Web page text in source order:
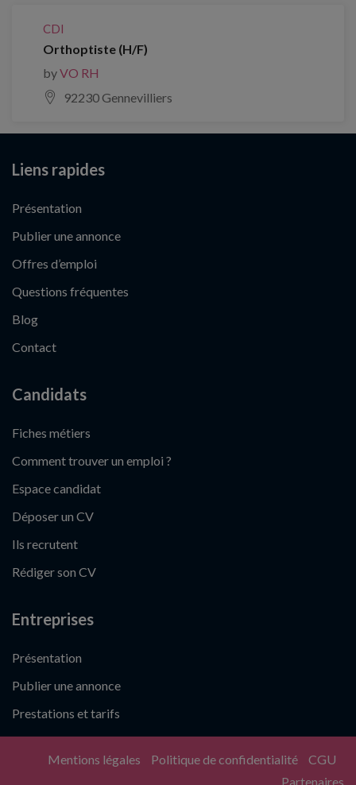
CDI
Orthoptiste (H/F)
byVO RH
92230 Gennevilliers
Liens rapides
Présentation
Publier une annonce
Offres d’emploi
Questions fréquentes
Blog
Contact
Candidats
Fiches métiers
Comment trouver un emploi ?
Espace candidat
Déposer un CV
Ils recrutent
Rédiger son CV
Entreprises
Présentation
Publier une annonce
Prestations et tarifs
Mentions légales Politique de confidentialité
CGU
Partenaires